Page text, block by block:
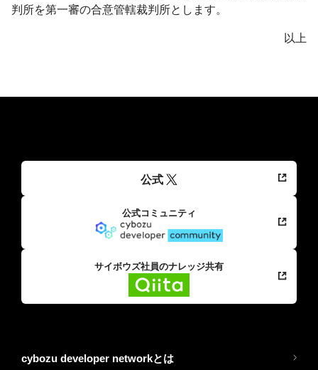
判所を第一審の合意管轄裁判所とします。
以上
公式
公式コミュニティ
サイボウズ社員のナレッジ共有
cybozu developer networkとは